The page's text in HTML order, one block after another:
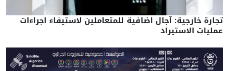
تجارة خارجية: آجال اضافية للمتعاملين لاستيفاء اجراءات
عمليات الاستيراد